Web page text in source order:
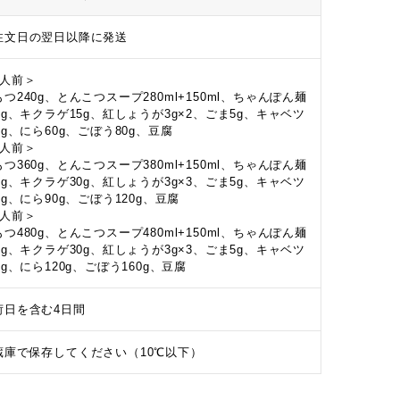
文日の翌日以降に発送
前＞
つ240g、とんこつスープ280ml+150ml、ちゃんぽん麺
、キクラゲ15g、紅しょうが3g×2、ごま5g、キャベツ
、にら60g、ごぼう80g、豆腐
前＞
つ360g、とんこつスープ380ml+150ml、ちゃんぽん麺
、キクラゲ30g、紅しょうが3g×3、ごま5g、キャベツ
、にら90g、ごぼう120g、豆腐
前＞
つ480g、とんこつスープ480ml+150ml、ちゃんぽん麺
、キクラゲ30g、紅しょうが3g×3、ごま5g、キャベツ
、にら120g、ごぼう160g、豆腐
日を含む4日間
庫で保存してください（10℃以下）